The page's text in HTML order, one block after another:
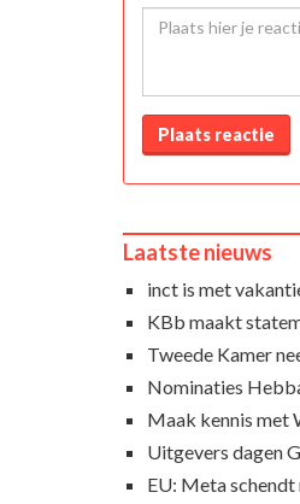
Plaats reactie
Laatste nieuws
inct is met
KBb maakt
Tweede Kamer
Nominaties
Maak kennis met
Uitgevers dagen
EU: Meta